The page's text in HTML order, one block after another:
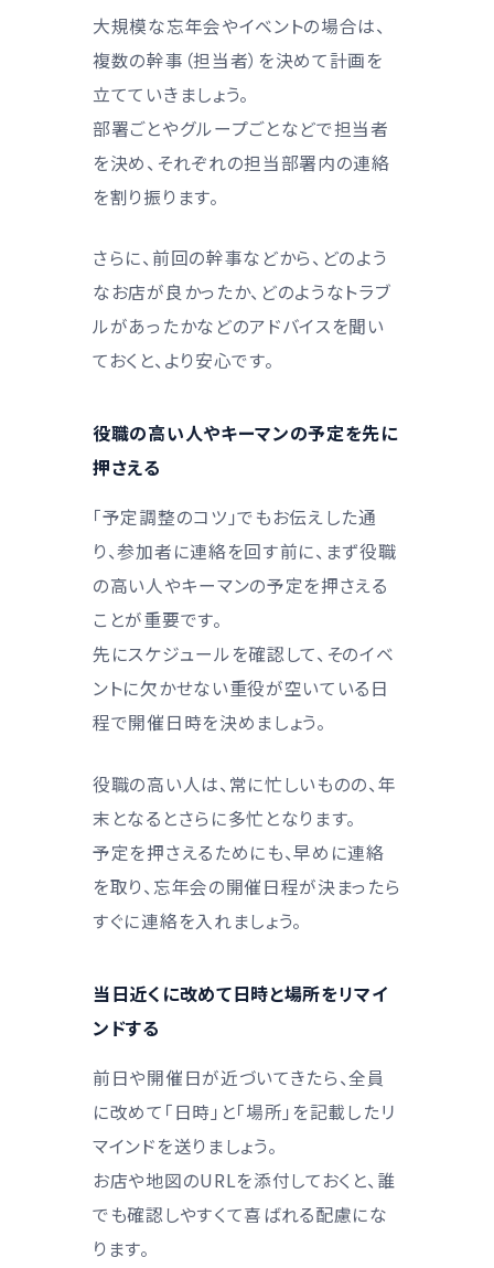
大規模な忘年会やイベントの場合は、
複数の幹事（担当者）を決めて計画を
立てていきましょう。
部署ごとやグループごとなどで担当者
を決め、それぞれの担当部署内の連絡
を割り振ります。
さらに、前回の幹事などから、どのよう
なお店が良かったか、どのようなトラブ
ルがあったかなどのアドバイスを聞い
ておくと、より安心です。
役職の高い人やキーマンの予定を先に
押さえる
「予定調整のコツ」でもお伝えした通
り、参加者に連絡を回す前に、まず役職
の高い人やキーマンの予定を押さえる
ことが重要です。
先にスケジュールを確認して、そのイベ
ントに欠かせない重役が空いている日
程で開催日時を決めましょう。
役職の高い人は、常に忙しいものの、年
末となるとさらに多忙となります。
予定を押さえるためにも、早めに連絡
を取り、忘年会の開催日程が決まったら
すぐに連絡を入れましょう。
当日近くに改めて日時と場所をリマイ
ンドする
前日や開催日が近づいてきたら、全員
に改めて「日時」と「場所」を記載したリ
マインドを送りましょう。
お店や地図のURLを添付しておくと、誰
でも確認しやすくて喜ばれる配慮にな
ります。